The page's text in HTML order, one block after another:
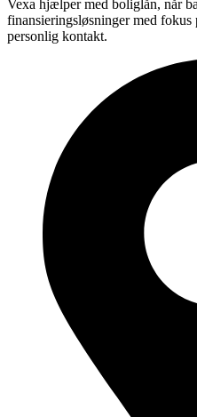
Vexa hjælper med boliglån, når
finansieringsløsninger med
personlig kontakt.